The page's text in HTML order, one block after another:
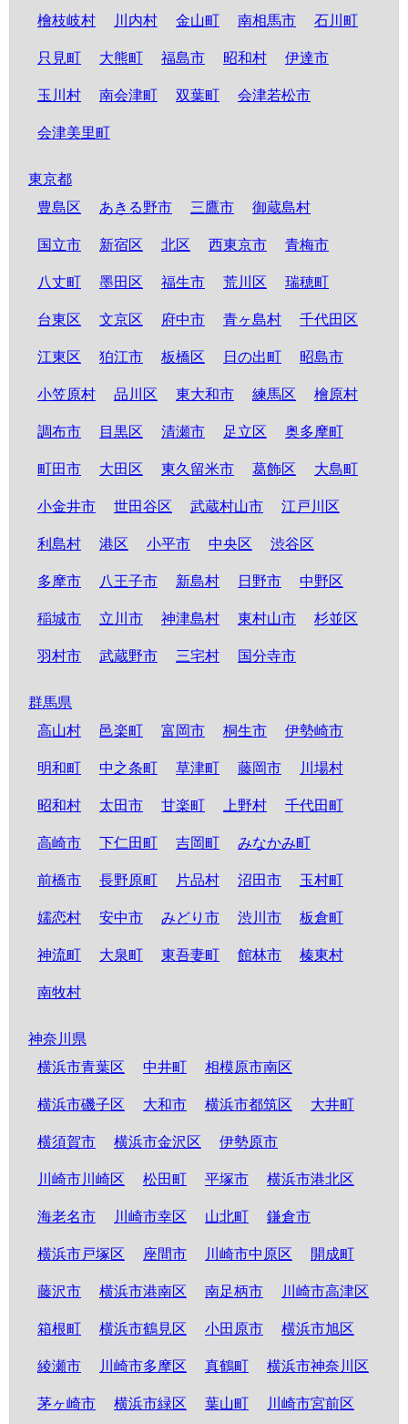
檜枝岐村 川内村 金山町 南相馬市 石川町
只見町 大熊町 福島市 昭和村 伊達市
玉川村 南会津町 双葉町 会津若松市
会津美里町
東京都
豊島区
あきる野市 三鷹市 御蔵島村
国立市 新宿区 北区 西東京市 青梅市
八丈町 墨田区 福生市 荒川区 瑞穂町
台東区 文京区 府中市 青ヶ島村 千代田区
江東区 狛江市 板橋区 日の出町 昭島市
小笠原村 品川区 東大和市 練馬区 檜原村
調布市 目黒区 清瀬市 足立区 奥多摩町
町田市 大田区 東久留米市 葛飾区 大島町
小金井市 世田谷区 武蔵村山市 江戸川区
利島村 港区 小平市 中央区 渋谷区
多摩市 八王子市 新島村 日野市 中野区
稲城市 立川市 神津島村 東村山市 杉並区
羽村市 武蔵野市 三宅村 国分寺市
群馬県
高山村
邑楽町 富岡市 桐生市 伊勢崎市
明和町 中之条町 草津町 藤岡市 川場村
昭和村 太田市 甘楽町 上野村 千代田町
高崎市 下仁田町 吉岡町 みなかみ町
前橋市 長野原町 片品村 沼田市 玉村町
嬬恋村 安中市 みどり市 渋川市 板倉町
神流町 大泉町 東吾妻町 館林市 榛東村
南牧村
神奈川県
横浜市青葉区
中井町 相模原市南区
横浜市磯子区 大和市 横浜市都筑区 大井町
横須賀市 横浜市金沢区 伊勢原市
川崎市川崎区 松田町 平塚市 横浜市港北区
海老名市 川崎市幸区 山北町 鎌倉市
横浜市戸塚区 座間市 川崎市中原区 開成町
藤沢市 横浜市港南区 南足柄市 川崎市高津区
箱根町 横浜市鶴見区 小田原市 横浜市旭区
綾瀬市 川崎市多摩区 真鶴町 横浜市神奈川区
茅ヶ崎市 横浜市緑区 葉山町 川崎市宮前区